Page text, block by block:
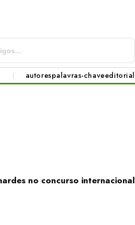
autorespalavras-chaveeditorial
no concurso internacional